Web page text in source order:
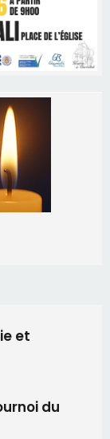
et
du